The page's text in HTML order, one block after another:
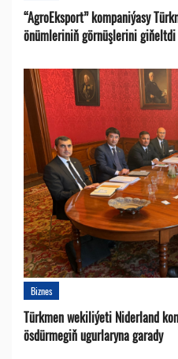
“AgroEksport” kompaniýasy
önümleriniň görnüşlerini giňeltdi
Biznes
Türkmen wekiliýeti Niderland
ösdürmegiň ugurlaryna garady